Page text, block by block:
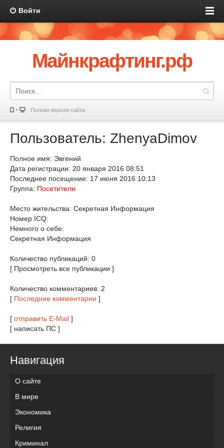
Войти
Майнкрафтинг.рф
Полная версия сайта
Пользователь: ZhenyaDimov
Полное имя: Эвгений
Дата регистрации: 20 января 2016 08:51
Последнее посещение: 17 июня 2016 10:13
Группа: Посетители
Место жительства: Секретная Информация
Номер ICQ:
Немного о себе:
Секретная Информация
Количество публикаций: 0
[ Просмотреть все публикации ]
Количество комментариев: 2
[ Последние комментарии ]
[ отправить E-Mail ]
[ написать ПС ]
Навигация
О сайте
В мире
Экономика
Религия
Криминал